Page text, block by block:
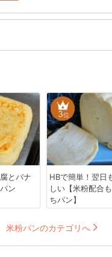
とバナ
ン
3位
HBで簡単！翌日
しい【米粉配合
ちパン】
米粉パンのカテゴリへ